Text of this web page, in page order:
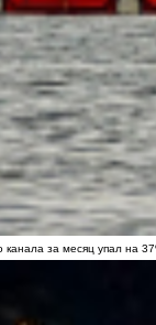
канала за месяц упал на